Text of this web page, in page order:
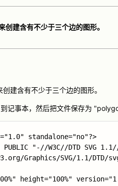
建含有不少于三个边的图形。
建含有不少于三个边的图形。
记事本，然后把文件保存为
standalone="no"?>
PUBLIC "-//W3C//DTD SVG
Graphics/SVG/1.1/DTD/
height="100%"